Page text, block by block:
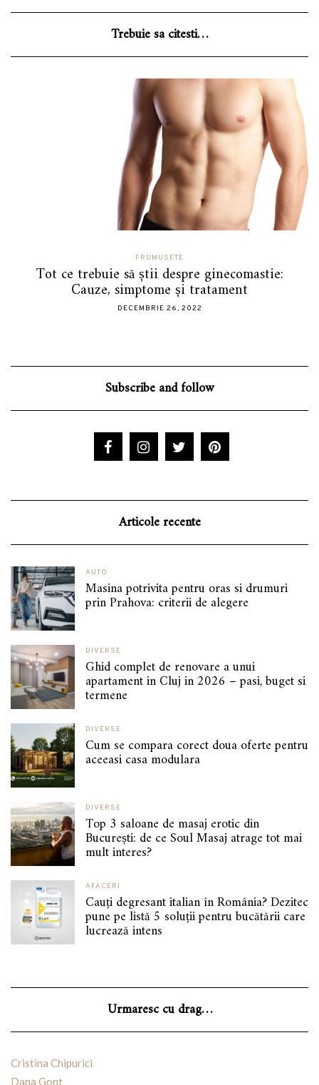
Trebuie sa citesti…
FRUMUSETE
Tot ce trebuie să știi despre ginecomastie:
Cauze, simptome și tratament
DECEMBRIE 26, 2022
Subscribe and follow
Articole recente
AUTO
Masina potrivita pentru oras si drumuri
prin Prahova: criterii de alegere
DIVERSE
Ghid complet de renovare a unui
apartament in Cluj in 2026 – pasi, buget si
termene
DIVERSE
Cum se compara corect doua oferte pentru
aceeasi casa modulara
DIVERSE
Top 3 saloane de masaj erotic din
București: de ce Soul Masaj atrage tot mai
mult interes?
AFACERI
Cauți degresant italian în România? Dezitec
pune pe listă 5 soluții pentru bucătării care
lucrează intens
Urmaresc cu drag…
Cristina Chipurici
Dana Gont